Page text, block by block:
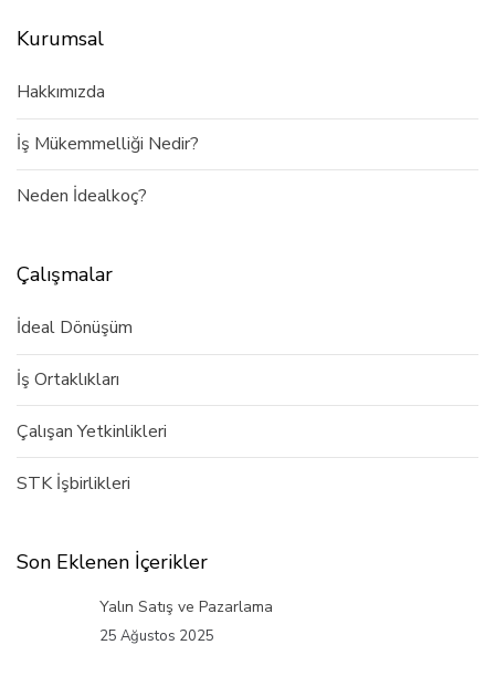
Kurumsal
Hakkımızda
İş Mükemmelliği Nedir?
Neden İdealkoç?
Çalışmalar
İdeal Dönüşüm
İş Ortaklıkları
Çalışan Yetkinlikleri
STK İşbirlikleri
Son Eklenen İçerikler
Yalın Satış ve Pazarlama
25 Ağustos 2025